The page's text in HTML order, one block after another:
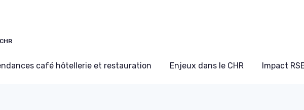
café hôtellerie et restauration Enjeux dans le CHR Impact